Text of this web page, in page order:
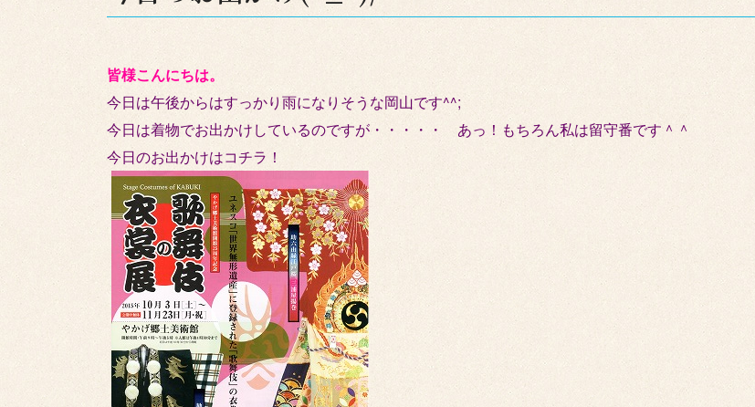
皆様こんにちは。
今日は午後からはすっかり雨になりそうな岡山です^^;
今日は着物でお出かけしているのですが・・・・・ あっ！もちろん私は留守番です＾＾
今日のお出かけはコチラ！